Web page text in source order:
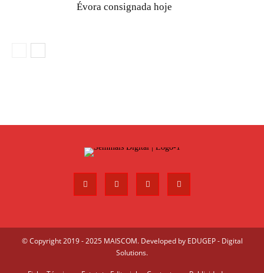
Évora consignada hoje
© Copyright 2019 - 2025 MAISCOM. Developed by EDUGEP - Digital
Solutions.